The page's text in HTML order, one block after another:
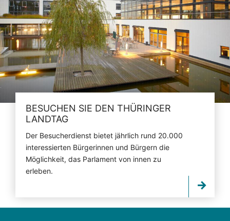
BESUCHEN SIE DEN THÜRINGER
LANDTAG
Der Besucherdienst bietet jährlich rund 20.000
interessierten Bürgerinnen und Bürgern die
Möglichkeit, das Parlament von innen zu
erleben.